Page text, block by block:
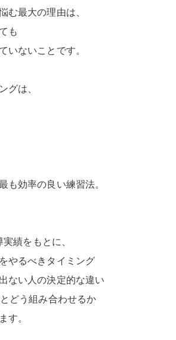
む最大の理由は、
も
いないことです。
グは、
も効率の良い練習法。
績をもとに、
やるべきタイミング
ない人の決定的な違い
どう組み合わせるか
す。